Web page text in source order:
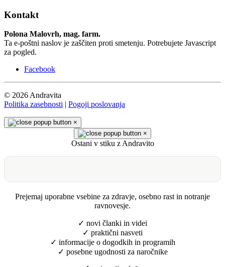
Kontakt
Polona Malovrh, mag. farm.
Ta e-poštni naslov je zaščiten proti smetenju. Potrebujete Javascript
za pogled.
Facebook
© 2026 Andravita
Politika zasebnosti | Pogoji poslovanja
×
×
Ostani v stiku z Andravito
Prejemaj uporabne vsebine za zdravje, osebno rast in notranje
ravnovesje.
✓ novi članki in videi
✓ praktični nasveti
✓ informacije o dogodkih in programih
✓ posebne ugodnosti za naročnike